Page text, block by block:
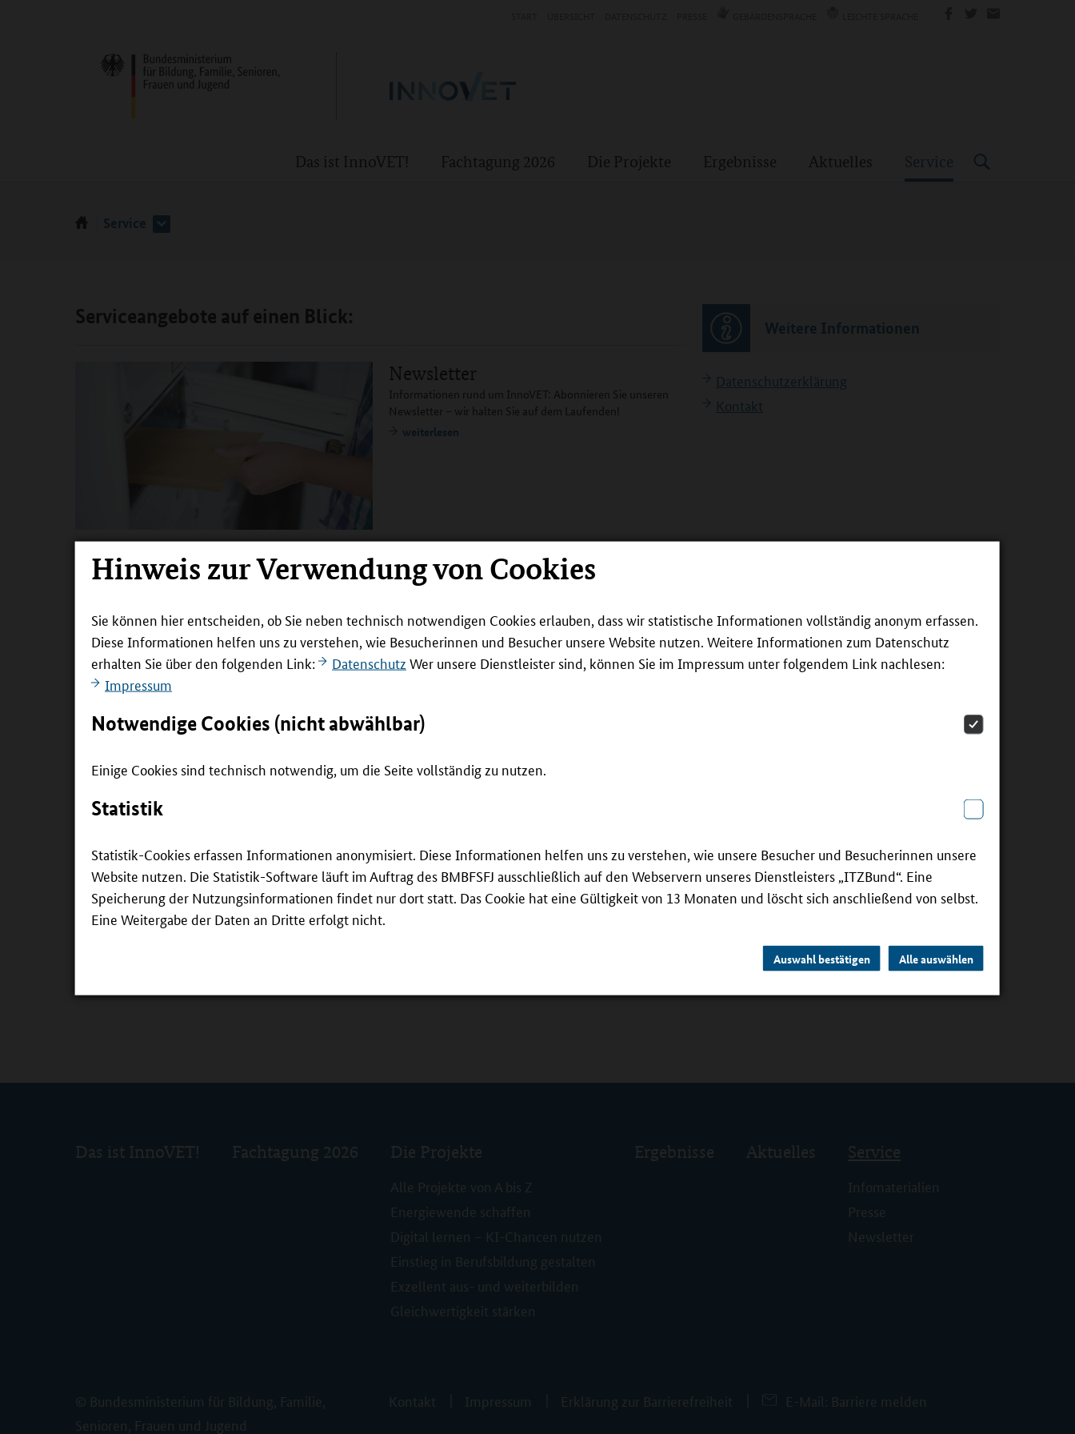
Hinweis zur Verwendung von Cookies
Sie können hier entscheiden, ob Sie neben technisch notwendigen Cookies erlauben, dass wir statistische Informationen vollständig anonym erfassen.
Diese Informationen helfen uns zu verstehen, wie Besucherinnen und Besucher unsere Website nutzen. Weitere Informationen zum Datenschutz
erhalten Sie über den folgenden Link:
Datenschutz Wer unsere Dienstleister sind, können Sie im Impressum unter folgendem Link nachlesen:
Impressum
Notwendige Cookies (nicht abwählbar)
Einige Cookies sind technisch notwendig, um die Seite vollständig zu nutzen.
Statistik
Statistik-Cookies erfassen Informationen anonymisiert. Diese Informationen helfen uns zu verstehen, wie unsere Besucher und Besucherinnen unsere
Website nutzen. Die Statistik-Software läuft im Auftrag des BMBFSFJ ausschließlich auf den Webservern unseres Dienstleisters „ITZBund“. Eine
Speicherung der Nutzungsinformationen findet nur dort statt. Das Cookie hat eine Gültigkeit von 13 Monaten und löscht sich anschließend von selbst.
Eine Weitergabe der Daten an Dritte erfolgt nicht.
Auswahl bestätigen Alle auswählen
Das ist InnoVET! Fachtagung 2026 Die Projekte Ergebnisse Aktuelles Service
Service
Serviceangebote auf einen Blick:
Newsletter
Informationen rund um InnoVET: Abonnieren Sie unseren
Newsletter – wir halten Sie auf dem Laufenden!
weiterlesen
Infomaterialien
Informationsvideo finden Sie hier.
weiterlesen
weiterlesen
Weitere Informationen
Datenschutzerklärung
Kontakt
Das ist InnoVET! Fachtagung 2026 Die Projekte
Alle Projekte von A bis Z
Energiewende schaffen
Digital lernen – KI-Chancen nutzen
Einstieg in Berufsbildung gestalten
Exzellent aus- und weiterbilden
Gleichwertigkeit stärken
Ergebnisse Aktuelles Service
Infomaterialien
Presse
Newsletter
© Bundesministerium für Bildung, Familie,
Senioren, Frauen und Jugend
Kontakt Impressum Erklärung zur Barrierefreiheit E-Mail: Barriere melden